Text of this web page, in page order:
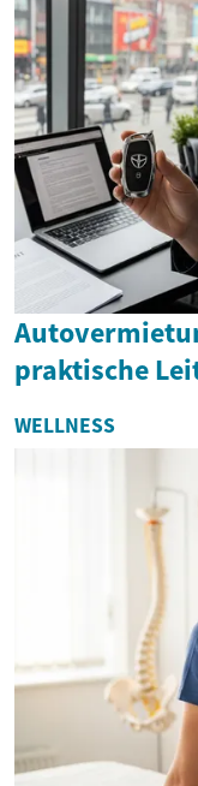
praktische
WELLNESS